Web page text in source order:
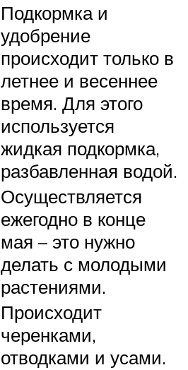
Подкормка и
удобрение
происходит только в
летнее и весеннее
время. Для этого
используется
жидкая подкормка,
разбавленная водой.
Осуществляется
ежегодно в конце
мая – это нужно
делать с молодыми
растениями.
Происходит
черенками,
отводками и усами.